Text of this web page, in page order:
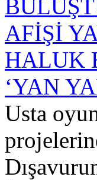
HALUK
‘YAN
Usta